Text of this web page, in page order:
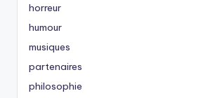
horreur
humour
musiques
partenaires
philosophie